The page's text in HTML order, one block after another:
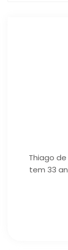
Thiago de
tem 33